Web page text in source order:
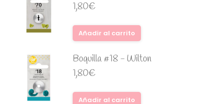
1,80€
Añadir al carrito
Boquilla #18 - Wilton
1,80€
Añadir al carrito